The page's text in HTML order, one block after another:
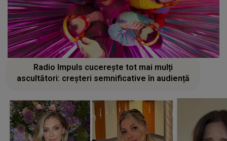
Radio Impuls cucerește tot mai mulți
ascultători: creșteri semnificative în audiență